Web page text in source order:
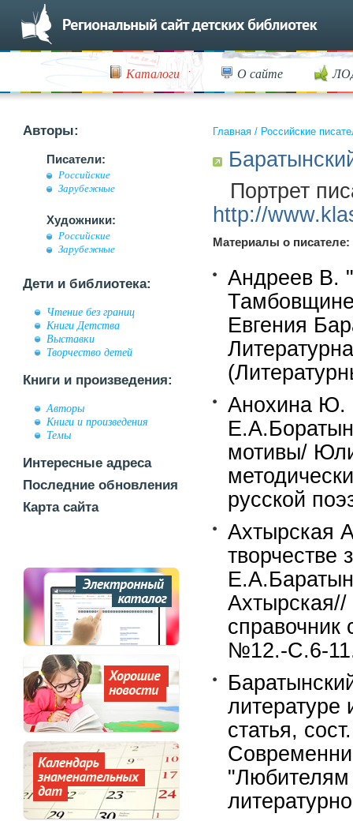
Каталоги О сайте
Авторы:
Писатели:
Российские
Зарубежные
Художники:
Российские
Зарубежные
Дети и библиотека:
Чтение без границ
Книги Детства
Выставки
Творчество детей
Книги и произведения:
Авторы
Книги и произведения
Темы
Интересные адреса
Последние обновления
Карта сайта
Главная / Российские
Портрет
http://
Материалы о писателе:
Андреев В.
Евгения
Анохина Ю.
мотивы/
русской
Ахтырская
творчестве
справочник
№12.-С.6-
литературе
статья,
"Любителям